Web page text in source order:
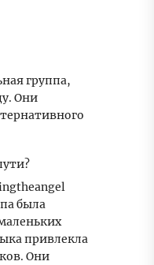
группа,
Они
была
привлекла
Они